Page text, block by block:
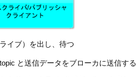
イブ）を出し、待つ
と送信データをブローカに送信する